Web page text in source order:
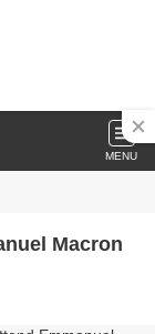
MENU
Macron